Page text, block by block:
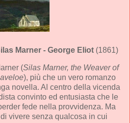
Marner - George Eliot (1861)
(Silas Marner, the Weaver of
), più che un vero romanzo
novella. Al centro della vicenda
convinto ed entusiasta che le
fede nella provvidenza. Ma
vivere senza qualcosa in cui